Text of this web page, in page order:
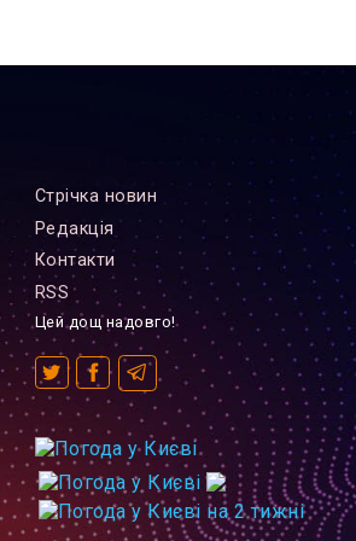
Стрiчка новин
Редакцiя
Контакти
RSS
Цей дощ надовго!